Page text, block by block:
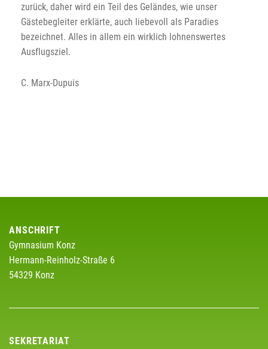
zurück, daher wird ein Teil des Geländes, wie unser
Gästebegleiter erklärte, auch liebevoll als Paradies
bezeichnet. Alles in allem ein wirklich lohnenswertes
Ausflugsziel.
C. Marx-Dupuis
ANSCHRIFT
Gymnasium Konz
Hermann-Reinholz-Straße 6
54329 Konz
SEKRETARIAT